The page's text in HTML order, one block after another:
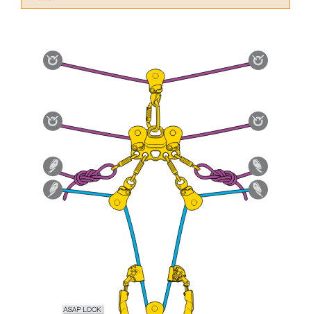
verstehen zu können, müssen Sie zuerst die in
der Gebrauchsanweisung enthaltenen
Informationen richtig verstanden haben.
Die Beherrschung dieser Techniken setzt eine
entsprechende Ausbildung und ein spezielles
Training voraus. Prüfen Sie zusammen mit
einem Profi, ob Sie in der Lage sind, den
Vorgang alleine sicher zu wiederholen, bevor
Sie ihn eigenständig durchführen.
Wir geben Beispiele für die mit Ihrer Aktivität
verbundenen Techniken. Möglicherweise gibt es
noch andere Techniken, die hier nicht
beschrieben werden.